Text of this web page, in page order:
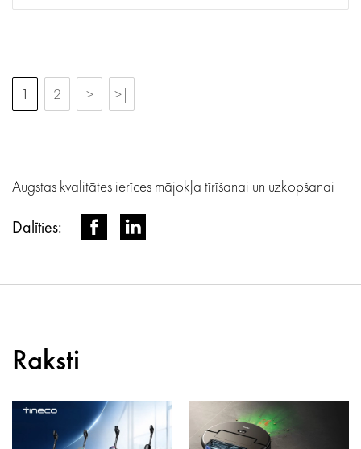
1 2 > >|
Augstas kvalitātes ierīces mājokļa tīrīšanai un uzkopšanai
Dalīties:
Raksti